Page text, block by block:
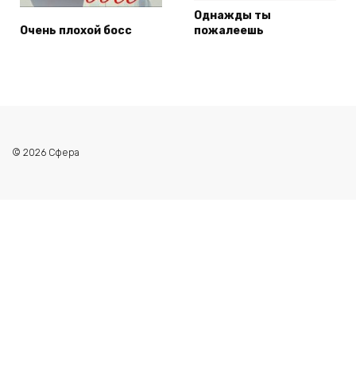
Очень плохой босс
Однажды ты
пожалеешь
© 2026 Сфера